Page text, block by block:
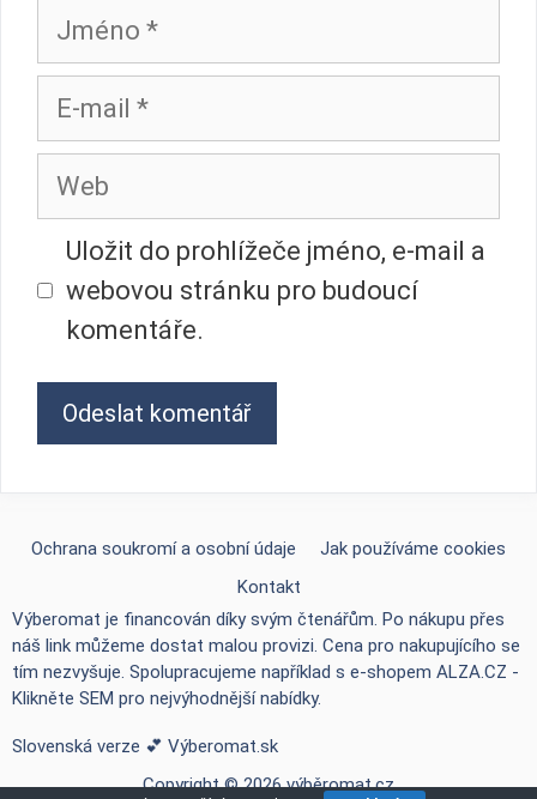
Jméno
E-
mail
Web
Uložit do prohlížeče jméno, e-mail a
webovou stránku pro budoucí
komentáře.
Ochrana soukromí a osobní údaje
Jak používáme cookies
Kontakt
Výberomat je financován díky svým čtenářům. Po nákupu přes
náš link můžeme dostat malou provizi. Cena pro nakupujícího se
tím nezvyšuje. Spolupracujeme například s e-shopem ALZA.CZ -
Klikněte SEM pro nejvýhodnější nabídky.
Slovenská verze 💕 Výberomat.sk
Copyright © 2026 výběromat.cz